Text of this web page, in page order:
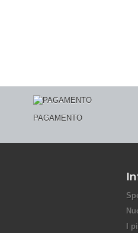
PAGAMENTO
I